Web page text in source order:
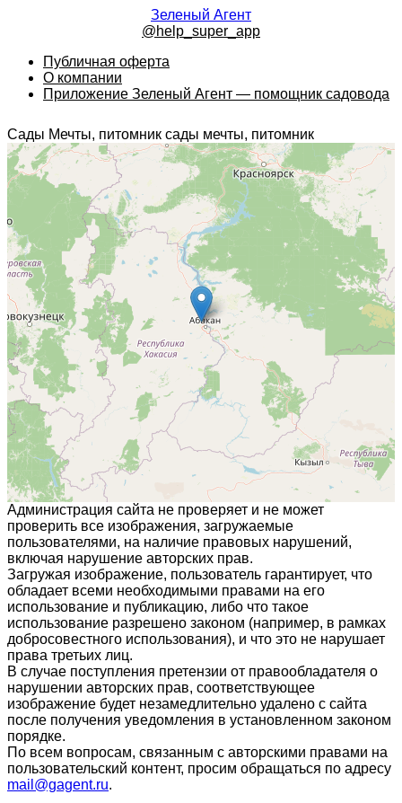
Зеленый Агент
@help_super_app
Публичная оферта
О компании
Приложение Зеленый Агент — помощник садовода
Сады Мечты, питомник сады мечты, питомник
Администрация сайта не проверяет и не может
проверить все изображения, загружаемые
пользователями, на наличие правовых нарушений,
включая нарушение авторских прав.
Загружая изображение, пользователь гарантирует, что
обладает всеми необходимыми правами на его
использование и публикацию, либо что такое
использование разрешено законом (например, в рамках
добросовестного использования), и что это не нарушает
права третьих лиц.
В случае поступления претензии от правообладателя о
нарушении авторских прав, соответствующее
изображение будет незамедлительно удалено с сайта
после получения уведомления в установленном законом
порядке.
По всем вопросам, связанным с авторскими правами на
пользовательский контент, просим обращаться по адресу
mail@gagent.ru.